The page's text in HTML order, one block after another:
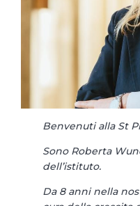
Benvenuti alla St
Sono Roberta
dell’istituto.
Da 8 anni nella